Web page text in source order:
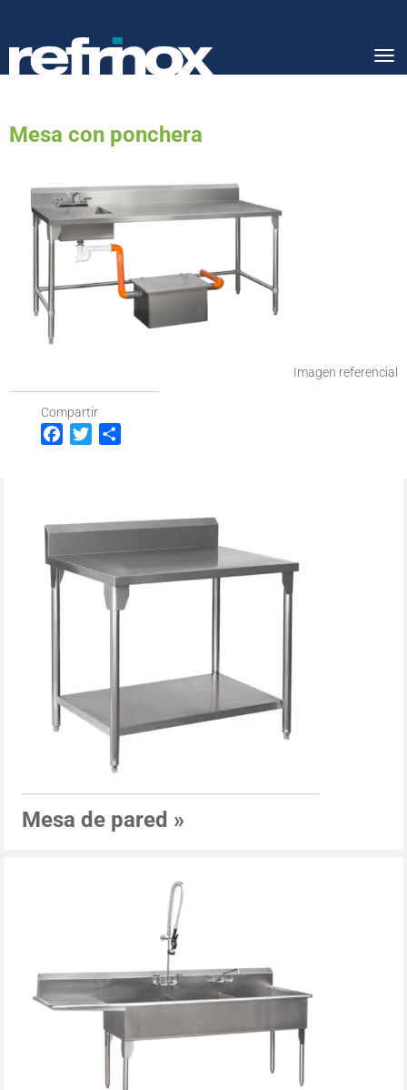
Mesa con ponchera
Compartir
Facebook
Twitter
Imagen referencial
Mesa de pared »